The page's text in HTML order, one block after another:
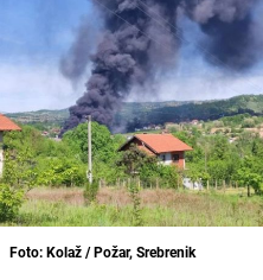
Foto: Kolaž / Požar, Srebrenik